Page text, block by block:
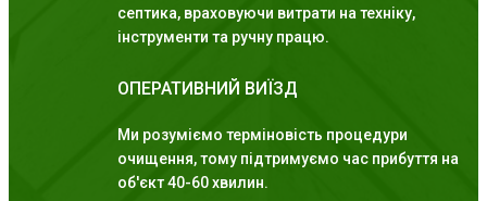
септика, враховуючи витрати на техніку,
інструменти та ручну працю.
ОПЕРАТИВНИЙ ВИЇЗД
Ми розуміємо терміновість процедури
очищення, тому підтримуємо час прибуття на
об'єкт 40-60 хвилин.